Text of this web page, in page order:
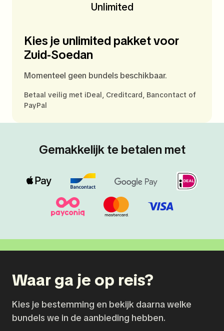
Unlimited
Kies je unlimited pakket voor
Zuid-Soedan
Momenteel geen bundels beschikbaar.
Betaal veilig met iDeal, Creditcard, Bancontact of
PayPal
Gemakkelijk te betalen met
Waar ga je op reis?
Kies je bestemming en bekijk daarna welke
bundels we in de aanbieding hebben.